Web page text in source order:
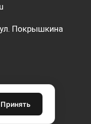
Покрышкина
Принять